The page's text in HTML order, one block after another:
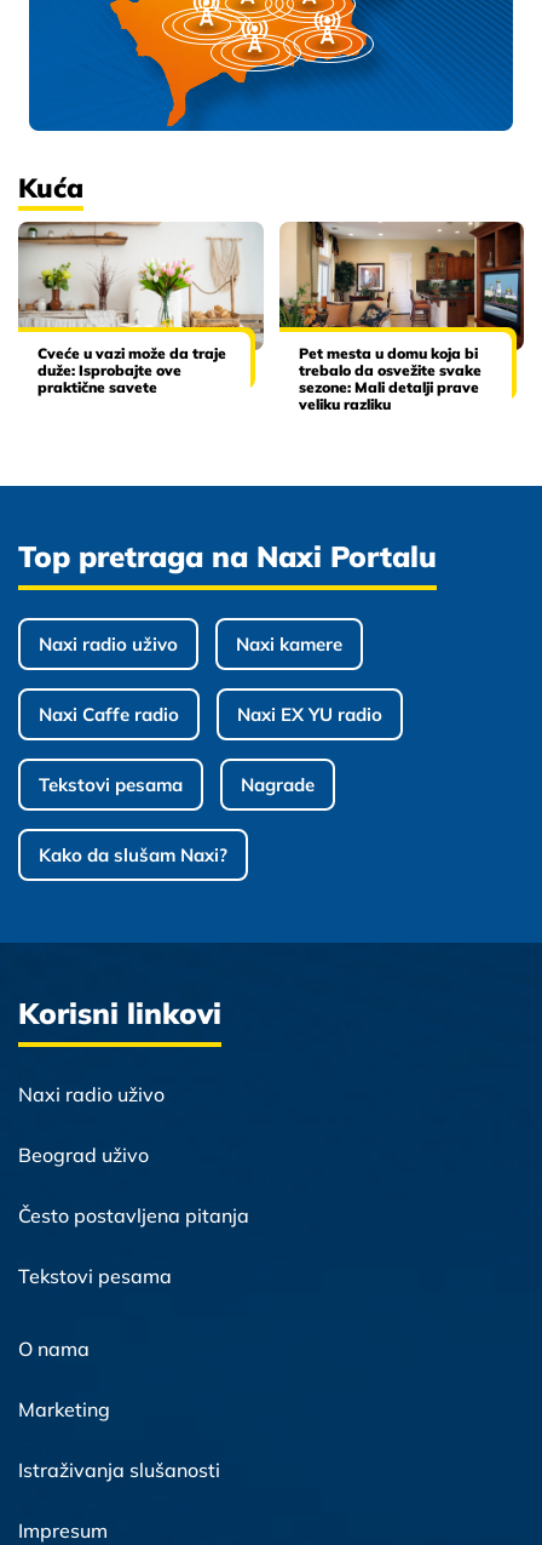
Kuća
Cveće u vazi može da traje
duže: Isprobajte ove
praktične savete
Pet mesta u domu koja bi
trebalo da osvežite svake
sezone: Mali detalji prave
veliku razliku
Top pretraga na Naxi Portalu
Naxi radio uživo Naxi kamere
Naxi Caffe radio Naxi EX YU radio
Tekstovi pesama Nagrade
Kako da slušam Naxi?
Korisni linkovi
Naxi radio uživo
Beograd uživo
Često postavljena pitanja
Tekstovi pesama
O nama
Marketing
Istraživanja slušanosti
Impresum